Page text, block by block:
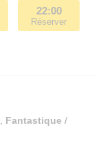
22:00
Réserver
Fantastique /